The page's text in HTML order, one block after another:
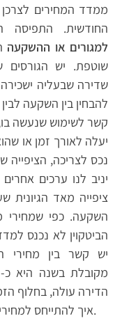
ממדד המחירים
החודשית. התפיסה
למגורים או ההשקעה
שוטפת. יש הגורסים
שדירה שבעליה
להבחין בין השקעה
קשר לשימוש שנעשה
יעלה לאורך זמן או
נכס לצריכה, הציפייה
יניב לנו ערכים
ציפייה מאד הגיונית
השקעה. כפי שמחירי
הביטקוין לא נכנס
יש קשר בין מחירי
הדירה עולה, בחלוף
איך להתייחס למחירי הדיור בתוך המדד לא כל כך משנה.